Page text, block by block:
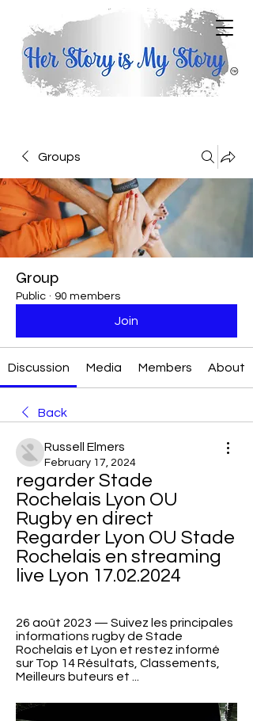
Groups
Group
Public · 90 members
Join
Discussion Media Members About
Back
Russell Elmers
February 17, 2024
regarder Stade
Rochelais Lyon OU
Rugby en direct
Regarder Lyon OU Stade
Rochelais en streaming
live Lyon 17.02.2024
26 août 2023 — Suivez les principales
informations rugby de Stade
Rochelais et Lyon et restez informé
sur Top 14 Résultats, Classements,
Meilleurs buteurs et ...